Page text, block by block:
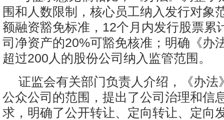
围和人数限制，核心员工纳入发行对象
额融资豁免标准，12个月内发行股票累
司净资产的20%可豁免核准；明确《办
超过200人的股份公司纳入监管范围。
证监会有关部门负责人介绍，《办法
公众公司的范围，提出了公司治理和信
求，明确了公开转让、定向转让、定向